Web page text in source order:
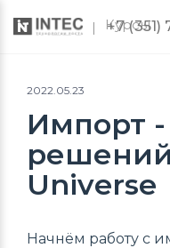
Курсы
+7 (351)
2022.05.23
Импорт
решений
Universe
Начнём работу с